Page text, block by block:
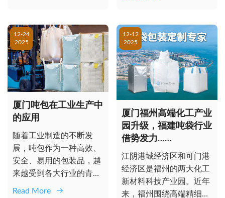
12-24
2025
厦门吨包在工业生产中
的应用
随着工业制造的不断发
展，吨包作为一种高效、
安全、易用的包装品，越
来越受到各大行业的青
Read More
12-12
2025
厦门福州高端化工产业
园升级，福建吨袋行业
借势发力……
江阴港城经济区和可门港
经济区是福州的两大化工
新材料科技产业园。近年
来，福州围绕高端精细化